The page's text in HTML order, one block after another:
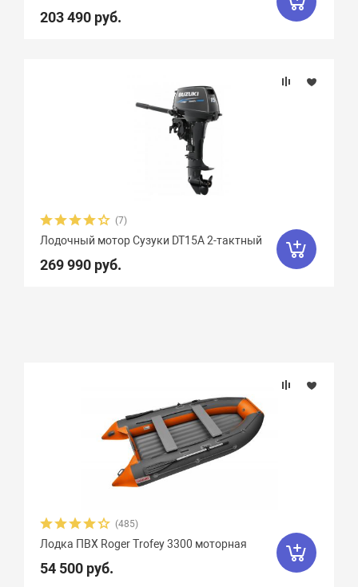
203 490 руб.
(7)
Лодочный мотор Сузуки DT15A 2-тактный
269 990 руб.
(485)
Лодка ПВХ Roger Trofey 3300 моторная
54 500 руб.